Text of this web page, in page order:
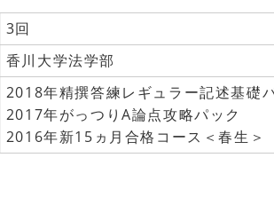
3回
香川大学法学部
2018年精撰答練レギュラー記述基礎
2017年がっつりA論点攻略パック
2016年新15ヵ月合格コース＜春生＞